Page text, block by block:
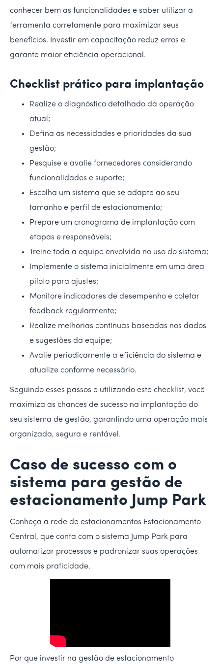
conhecer bem as funcionalidades e saber utilizar a
ferramenta corretamente para maximizar seus
benefícios. Investir em capacitação reduz erros e
garante maior eficiência operacional.
Checklist prático para implantação
Realize o diagnóstico detalhado da operação
atual;
Defina as necessidades e prioridades da sua
gestão;
Pesquise e avalie fornecedores considerando
funcionalidades e suporte;
Escolha um sistema que se adapte ao seu
tamanho e perfil de estacionamento;
Prepare um cronograma de implantação com
etapas e responsáveis;
Treine toda a equipe envolvida no uso do sistema;
Implemente o sistema inicialmente em uma área
piloto para ajustes;
Monitore indicadores de desempenho e coletar
feedback regularmente;
Realize melhorias contínuas baseadas nos dados
e sugestões da equipe;
Avalie periodicamente a eficiência do sistema e
atualize conforme necessário.
Seguindo esses passos e utilizando este checklist, você
maximiza as chances de sucesso na implantação do
seu sistema de gestão, garantindo uma operação mais
organizada, segura e rentável.
Caso de sucesso com o
sistema para gestão de
estacionamento Jump Park
Conheça a rede de estacionamentos Estacionamento
Central, que conta com o sistema Jump Park para
automatizar processos e padronizar suas operações
com mais praticidade.
Por que investir na gestão de estacionamento